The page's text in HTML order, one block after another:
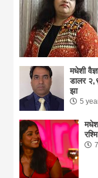
मधेशी
डालर
झा
5
मधेश